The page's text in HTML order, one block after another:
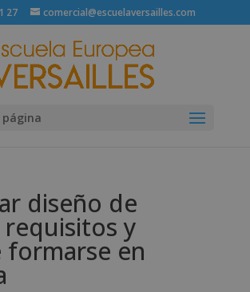
27 comercial@escuelaversailles.com
página
diseño de
y
formarse en